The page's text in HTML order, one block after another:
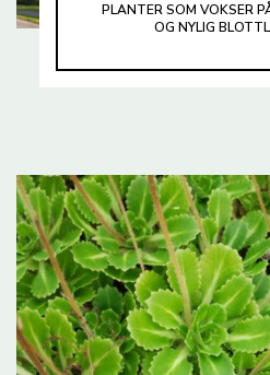
PLANTER SOM VOKSER
OG NYLIG